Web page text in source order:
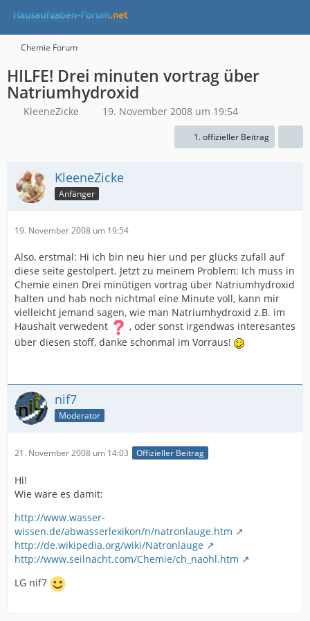
Chemie Forum
HILFE! Drei minuten vortrag über
Natriumhydroxid
KleeneZicke 19. November 2008 um 19:54
1. offizieller Beitrag
KleeneZicke
Anfänger
19. November 2008 um 19:54
Also, erstmal: Hi ich bin neu hier und per glücks zufall auf
diese seite gestolpert. Jetzt zu meinem Problem: Ich muss in
Chemie einen Drei minütigen vortrag über Natriumhydroxid
halten und hab noch nichtmal eine Minute voll, kann mir
vielleicht jemand sagen, wie man Natriumhydroxid z.B. im
Haushalt verwedent
, oder sonst irgendwas interesantes
über diesen stoff, danke schonmal im Vorraus!
nif7
Moderator
21. November 2008 um 14:03 Offizieller Beitrag
Hi!
Wie wäre es damit:
http://www.wasser-
wissen.de/abwasserlexikon/n/natronlauge.htm
http://de.wikipedia.org/wiki/Natronlauge
http://www.seilnacht.com/Chemie/ch_naohl.htm
LG nif7